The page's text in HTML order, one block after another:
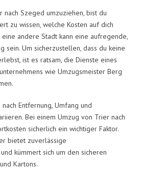
nach Szeged umzuziehen, bist du
zu wissen, welche Kosten auf dich
eine andere Stadt kann eine aufregende,
sein. Um sicherzustellen, dass du keine
ist es ratsam, die Dienste eines
wie Umzugsmeister Berg
Entfernung, Umfang und
Bei einem Umzug von Trier nach
sicherlich ein wichtiger Faktor.
bietet zuverlässige
kümmert sich um den sicheren
und Kartons.